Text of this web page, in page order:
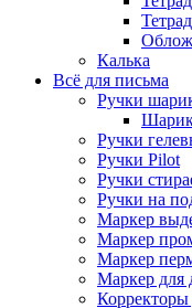
Калька
Всё для письма
Ручки
Ручки
Ручки Pilot
Ручки
Ручки на
Маркер
Маркер
Маркер
Маркер для
Корректоры